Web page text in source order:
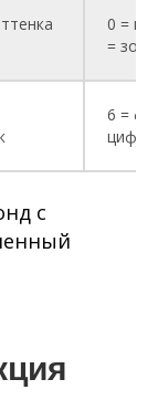
0 =
=
6 =
с